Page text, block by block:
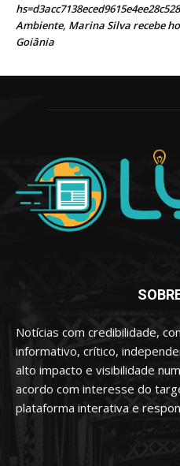
Ambiente, Marina Silva recebe
Goiânia
Notícias com credibilidade,
informativo, crítico,
alto impacto e visibilidade
acordo com interesse do
plataforma interativa e